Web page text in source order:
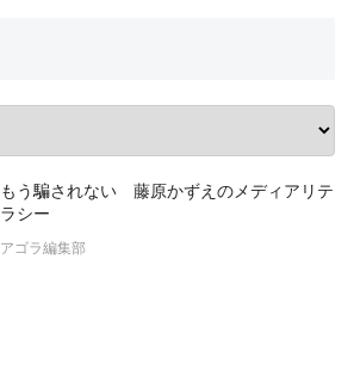
もう騙されない 藤原かずえのメディアリテ
ラシー
アゴラ編集部